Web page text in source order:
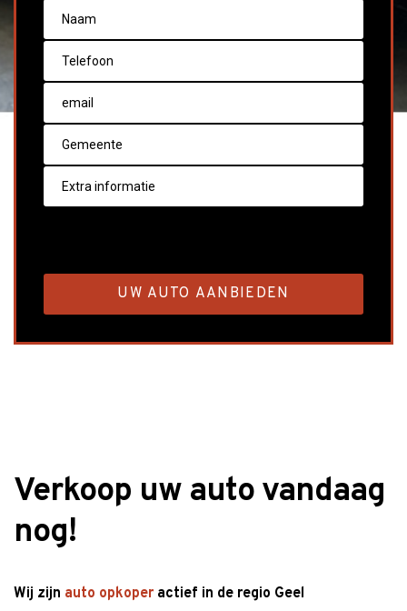
Verkoop uw auto vandaag
nog!
Wij zijn auto opkoper actief in de regio Geel